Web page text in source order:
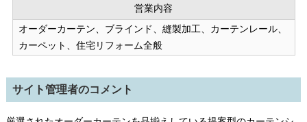
営業内容
オーダーカーテン、ブラインド、縫製加工、カーテンレール、
カーペット、住宅リフォーム全般
サイト管理者のコメント